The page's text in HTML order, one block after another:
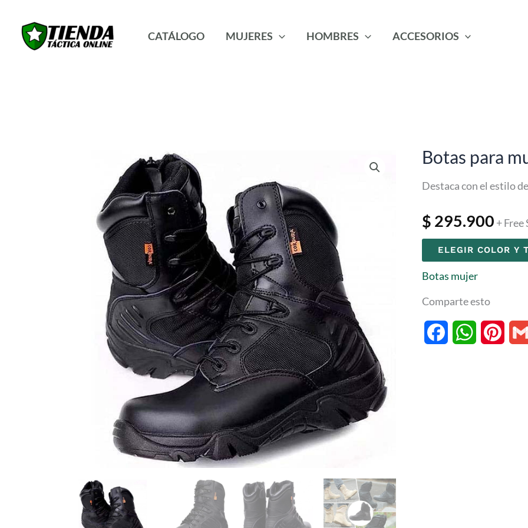
contenido
CATÁLOGO MUJERES HOMBRES ACCESORIOS
Botas para
Destaca con el estilo
$ 295.900 +
ELEGIR COLOR Y
Botas mujer
Comparte esto
FacebookWhatsApp